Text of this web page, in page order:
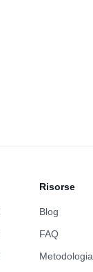
Risorse
Blog
FAQ
Metodologia